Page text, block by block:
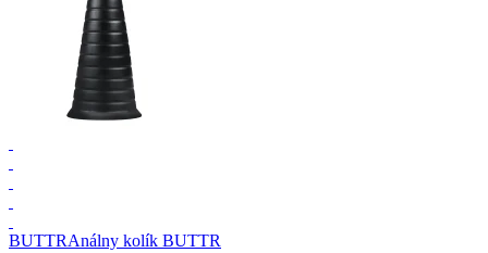
BUTTRAnálny kolík BUTTR